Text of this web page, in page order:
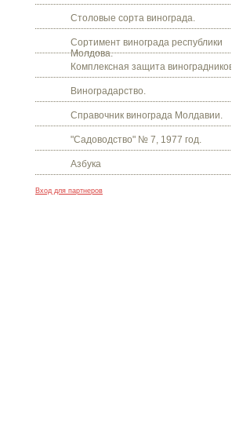
Столовые сорта винограда.
Сортимент винограда республики
Молдова.
Комплексная защита виноградников.
Виноградарство.
Справочник винограда Молдавии.
"Садоводство" № 7, 1977 год.
Азбука
Вход для партнеров